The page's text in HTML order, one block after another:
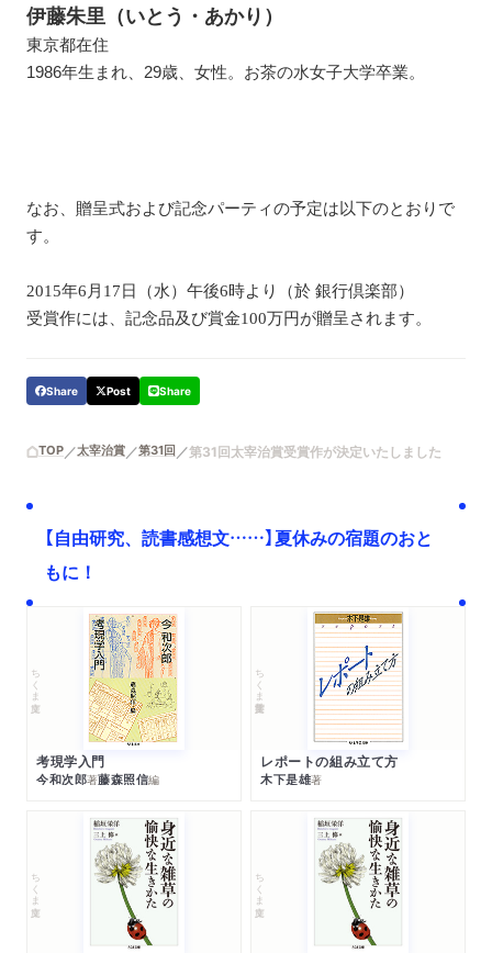
伊藤朱里（いとう・あかり）
東京都在住
1986年生まれ、29歳、女性。お茶の水女子大学卒業。
なお、贈呈式および記念パーティの予定は以下のとおりで
す。
2015年6月17日（水）午後6時より（於 銀行倶楽部）
受賞作には、記念品及び賞金100万円が贈呈されます。
Share Post Share
TOP 太宰治賞 第31回 第31回太宰治賞受賞作が決定いたしました
【自由研究、読書感想文……】夏休みの宿題のおと
もに！
ちくま文庫
考現学入門
今和次郎著藤森照信編
ちくま学芸文庫
レポートの組み立て方
木下是雄著
ちくま文庫 ちくま文庫